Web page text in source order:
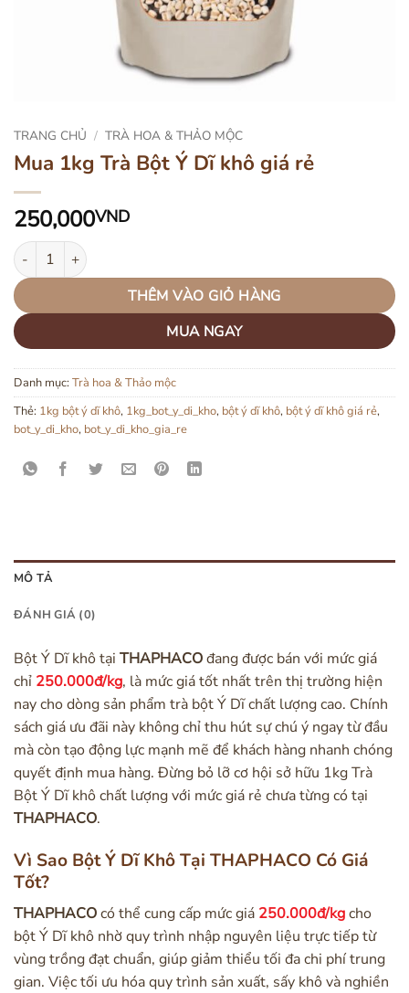
TRANG CHỦ / TRÀ HOA & THẢO MỘC
Mua 1kg Trà Bột Ý Dĩ khô giá rẻ
250,000VND
Mua 1kg Trà Bột Ý Dĩ khô giá rẻ số lượng
THÊM VÀO GIỎ HÀNG
MUA NGAY
Danh mục:Trà hoa & Thảo mộc
Thẻ: 1kg bột ý dĩ khô, 1kg_bot_y_di_kho, bột ý dĩ khô, bột ý dĩ khô giá rẻ,
bot_y_di_kho, bot_y_di_kho_gia_re
MÔ TẢ
ĐÁNH GIÁ (0)
Bột Ý Dĩ khô tại THAPHACOđang được bán với mức giá
chỉ 250.000đ/kg, là mức giá tốt nhất trên thị trường hiện
nay cho dòng sản phẩm trà bột Ý Dĩ chất lượng cao. Chính
sách giá ưu đãi này không chỉ thu hút sự chú ý ngay từ đầu
mà còn tạo động lực mạnh mẽ để khách hàng nhanh chóng
quyết định mua hàng. Đừng bỏ lỡ cơ hội sở hữu 1kg Trà
Bột Ý Dĩ khô chất lượng với mức giá rẻ chưa từng có tại
THAPHACO.
Vì Sao Bột Ý Dĩ Khô Tại THAPHACO Có Giá
Tốt?
THAPHACOcó thể cung cấp mức giá 250.000đ/kgcho
bột Ý Dĩ khô nhờ quy trình nhập nguyên liệu trực tiếp từ
vùng trồng đạt chuẩn, giúp giảm thiểu tối đa chi phí trung
gian. Việc tối ưu hóa quy trình sản xuất, sấy khô và nghiền